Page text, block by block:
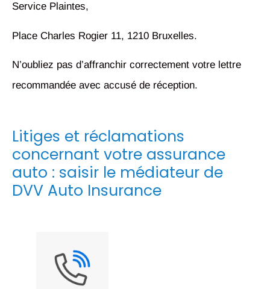
Service Plaintes,
Place Charles Rogier 11, 1210 Bruxelles.
N’oubliez pas d’affranchir correctement votre lettre
recommandée avec accusé de réception.
Litiges et réclamations
concernant votre assurance
auto : saisir le médiateur de
DVV Auto Insurance